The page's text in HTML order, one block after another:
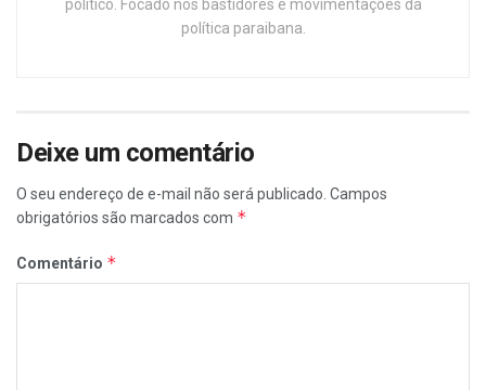
político. Focado nos bastidores e movimentações da
política paraibana.
Deixe um comentário
O seu endereço de e-mail não será publicado. Campos
obrigatórios são marcados com *
Comentário *